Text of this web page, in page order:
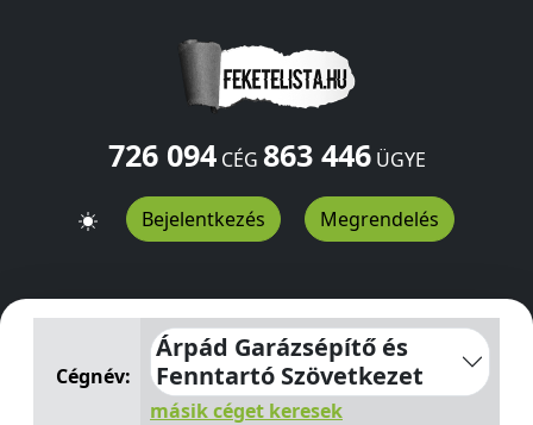
726 094CÉG 863 446ÜGYE
Bejelentkezés Megrendelés
Árpád Garázsépítő és Fenntartó SzövetkezetBatthyány
Cégnév:
Árpád Garázsépítő és
Fenntartó Szövetkezet
másik céget keresek